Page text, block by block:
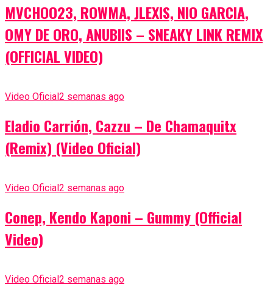
MVCHOO23, ROWMA, JLEXIS, NIO GARCIA,
OMY DE ORO, ANUBIIS – SNEAKY LINK REMIX
(OFFICIAL VIDEO)
Video Oficial2 semanas ago
Eladio Carrión, Cazzu – De Chamaquitx
(Remix) (Video Oficial)
Video Oficial2 semanas ago
Conep, Kendo Kaponi – Gummy (Official
Video)
Video Oficial2 semanas ago